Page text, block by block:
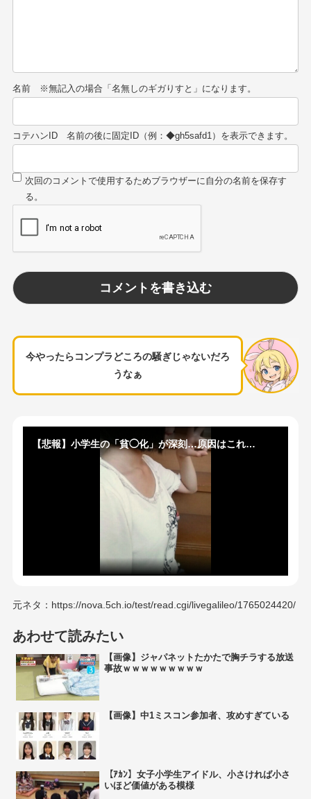
名前
コテハンID
今やったらコンプラどころの騒ぎじゃないだろ
うなぁ
【悲報】小学生の「貧◯化」が深刻…原因はこれ…
元ネタ：https://nova.5ch.io/test/read.cgi/livegalileo/1765024420/
あわせて読みたい
【画像】ジャパネットたかたで胸チラする放送
事故ｗｗｗｗｗｗｗｗｗ
【画像】中1ミスコン参加者、攻めすぎている
【ｱｶﾝ】女子小学生アイドル、小さければ小さ
いほど価値がある模様